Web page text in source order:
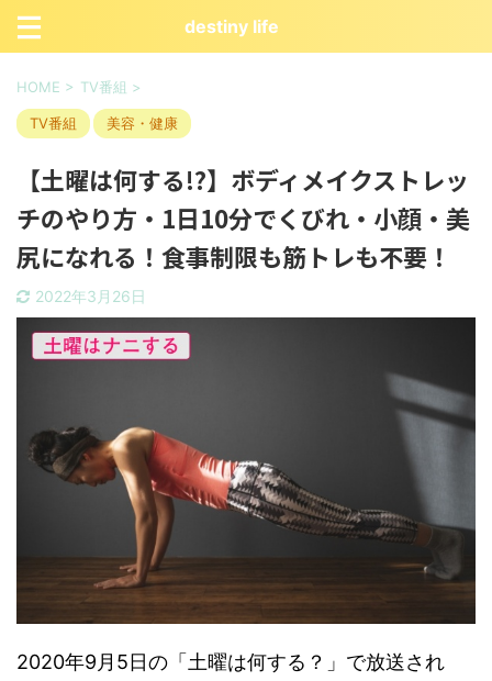
destiny life
HOME > TV番組 >
TV番組 美容・健康
【土曜は何する!?】ボディメイクストレッ
チのやり方・1日10分でくびれ・小顔・美
尻になれる！食事制限も筋トレも不要！
2022年3月26日
2020年9月5日の「土曜は何する？」で放送され